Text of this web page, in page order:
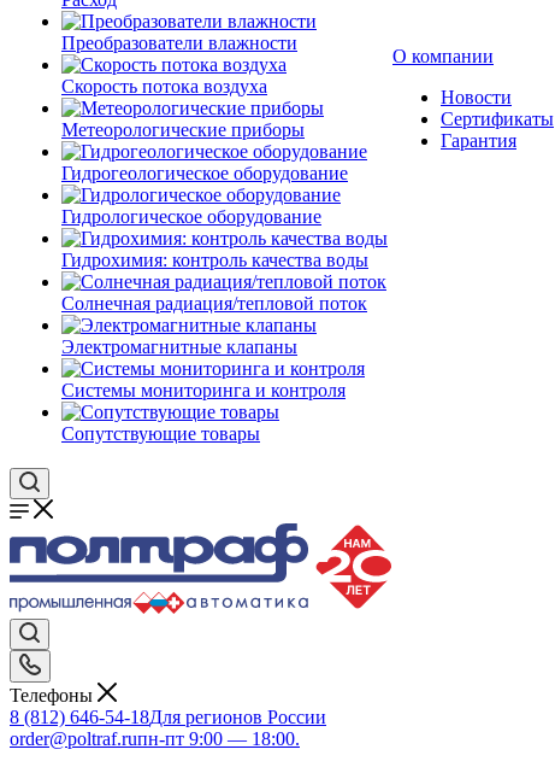
Преобразователи влажности
Скорость потока воздуха
Метеорологические приборы
Гидрогеологическое оборудование
Гидрологическое оборудование
Гидрохимия: контроль качества воды
Солнечная радиация/тепловой поток
Электромагнитные клапаны
Системы мониторинга и контроля
Сопутствующие товары
О компании
Новости
Сертификаты
Гарантия
Телефоны
8 (812) 646-54-18Для регионов России
order@poltraf.ruпн-пт 9:00 — 18:00.